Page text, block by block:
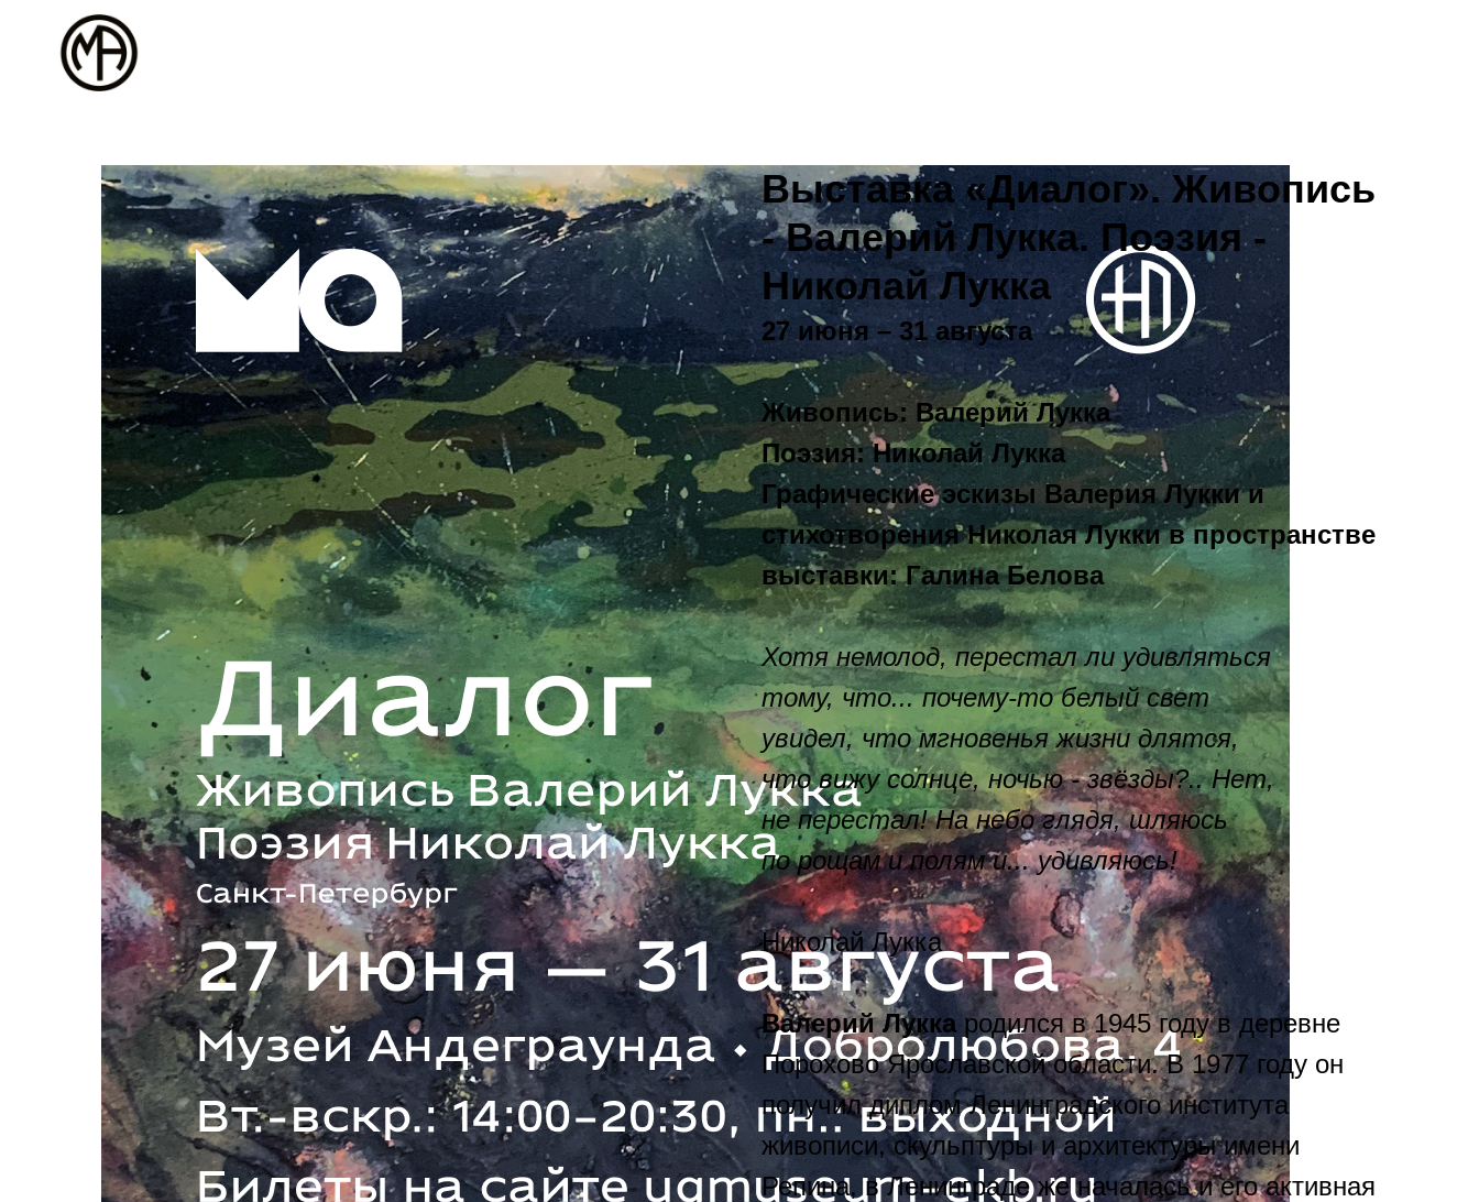
Выставка «Диалог». Живопись
- Валерий Лукка. Поэзия -
Николай Лукка
27 июня – 31 августа
Живопись: Валерий Лукка
Поэзия: Николай Лукка
Графические эскизы Валерия Лукки и
стихотворения Николая Лукки в пространстве
выставки: Галина Белова
Хотя немолод, перестал ли удивляться
тому, что... почему-то белый свет
увидел, что мгновенья жизни длятся,
что вижу солнце, ночью - звёзды?.. Нет,
не перестал! На небо глядя, шляюсь
по рощам и полям и... удивляюсь!
Николай Лукка
Валерий Луккародился в 1945 году в деревне
Порохово Ярославской области. В 1977 году он
получил диплом Ленинградского института
живописи, скульптуры и архитектуры имени
Репина, в Ленинграде же началась и его активная